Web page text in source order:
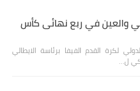
والعين في ربع نهائى كأس
لكرة القدم الفيفا برئاسة الايطالي
ل…